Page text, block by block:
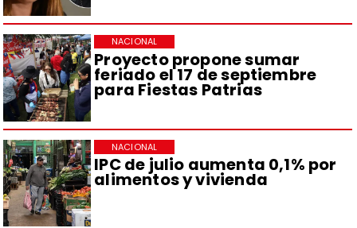
Proyecto propone sumar
feriado el 17 de septiembre
para Fiestas Patrias
NACIONAL
IPC de julio aumenta 0,1% por
alimentos y vivienda
NACIONAL